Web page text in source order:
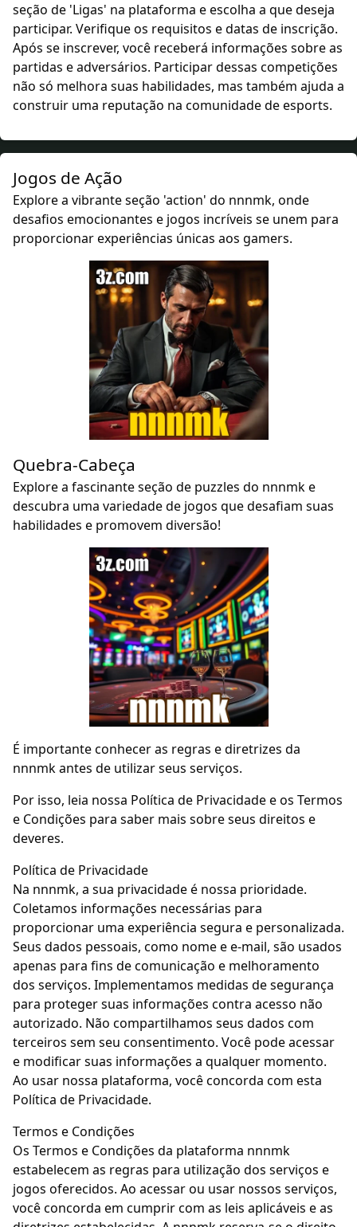
seção de 'Ligas' na plataforma e escolha a que deseja
participar. Verifique os requisitos e datas de inscrição.
Após se inscrever, você receberá informações sobre as
partidas e adversários. Participar dessas competições
não só melhora suas habilidades, mas também ajuda a
construir uma reputação na comunidade de esports.
Jogos de Ação
Explore a vibrante seção 'action' do nnnmk, onde
desafios emocionantes e jogos incríveis se unem para
proporcionar experiências únicas aos gamers.
Quebra-Cabeça
Explore a fascinante seção de puzzles do nnnmk e
descubra uma variedade de jogos que desafiam suas
habilidades e promovem diversão!
É importante conhecer as regras e diretrizes da
nnnmk antes de utilizar seus serviços.
Por isso, leia nossa Política de Privacidade e os Termos
e Condições para saber mais sobre seus direitos e
deveres.
Política de Privacidade
Na nnnmk, a sua privacidade é nossa prioridade.
Coletamos informações necessárias para
proporcionar uma experiência segura e personalizada.
Seus dados pessoais, como nome e e-mail, são usados
apenas para fins de comunicação e melhoramento
dos serviços. Implementamos medidas de segurança
para proteger suas informações contra acesso não
autorizado. Não compartilhamos seus dados com
terceiros sem seu consentimento. Você pode acessar
e modificar suas informações a qualquer momento.
Ao usar nossa plataforma, você concorda com esta
Política de Privacidade.
Termos e Condições
Os Termos e Condições da plataforma nnnmk
estabelecem as regras para utilização dos serviços e
jogos oferecidos. Ao acessar ou usar nossos serviços,
você concorda em cumprir com as leis aplicáveis e as